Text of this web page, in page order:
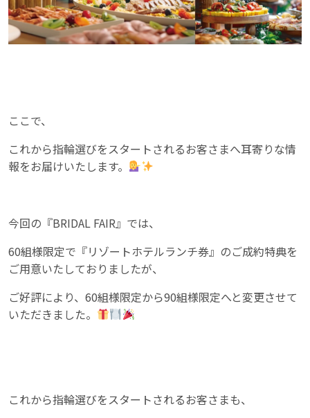
ここで、
これから指輪選びをスタートされるお客さまへ耳寄りな情
報をお届けいたします。
今回の『BRIDAL FAIR』では、
60組様限定で『リゾートホテルランチ券』のご成約特典を
ご用意いたしておりましたが、
ご好評により、60組様限定から90組様限定へと変更させて
いただきました。
これから指輪選びをスタートされるお客さまも、